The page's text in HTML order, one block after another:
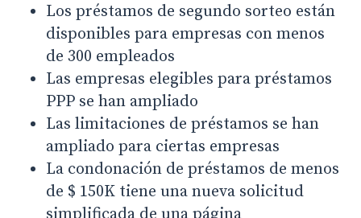
Los préstamos de segundo sorteo están
disponibles para empresas con menos
de 300 empleados
Las empresas elegibles para préstamos
PPP se han ampliado
Las limitaciones de préstamos se han
ampliado para ciertas empresas
La condonación de préstamos de menos
de $ 150K tiene una nueva solicitud